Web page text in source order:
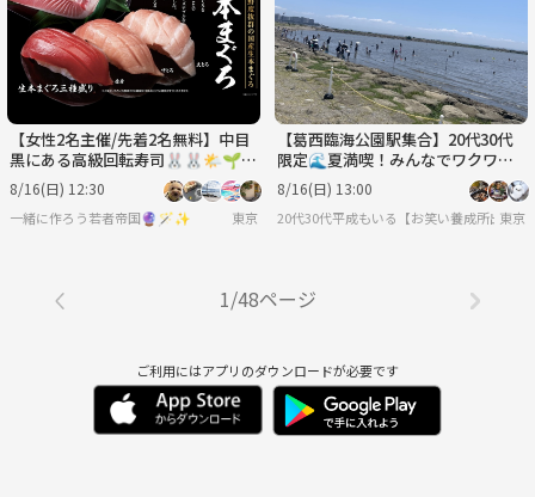
【女性2名主催/先着2名無料】中目
黒にある高級回転寿司🐰🐰🌤️🌱
🌈に行こう✨✨20代30代限定
8/16(日) 12:30
一緒に作ろう若者帝国🔮🪄︎︎✨ 東京
【葛西臨海公園駅集合】20代30代
限定🌊夏満喫！みんなでワクワク
海水浴DAY
8/16(日) 13:00
20代30代平成もいる【お笑い養成所出身
東京
1/48ページ
ご利用にはアプリのダウンロードが必要です